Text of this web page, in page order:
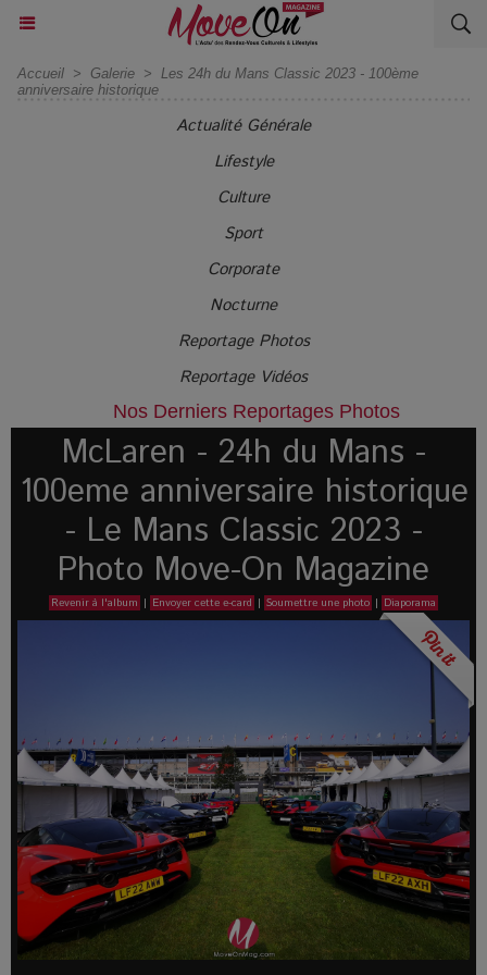
Accueil > Galerie > Les 24h du Mans Classic 2023 - 100ème
anniversaire historique
Actualité Générale
Lifestyle
Culture
Sport
Corporate
Nocturne
Reportage Photos
Reportage Vidéos
Nos Derniers Reportages Photos
McLaren - 24h du Mans -
100eme anniversaire historique
- Le Mans Classic 2023 -
Photo Move-On Magazine
Revenir à l'album | Envoyer cette e-card | Soumettre une photo | Diaporama